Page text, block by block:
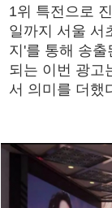
1위 특전으로
일까지 서울 서
지'를 통해 송
되는 이번 광고
서 의미를 더했